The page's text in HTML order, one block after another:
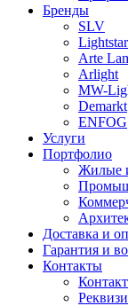
Бренды
SLV
Lightstar
Arte
Arlight
MW-
Demarkt
ENFOG
Услуги
Портфолио
Жилые
Доставка и
Гарантия и
Контакты